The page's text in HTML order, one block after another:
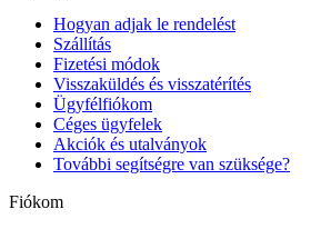
Hogyan adjak le rendelést
Szállítás
Fizetési módok
Visszaküldés és visszatérítés
Ügyfélfiókom
Céges ügyfelek
Akciók és utalványok
További segítségre van szüksége?
Fiókom